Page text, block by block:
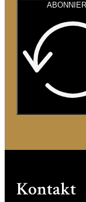
Kontakt